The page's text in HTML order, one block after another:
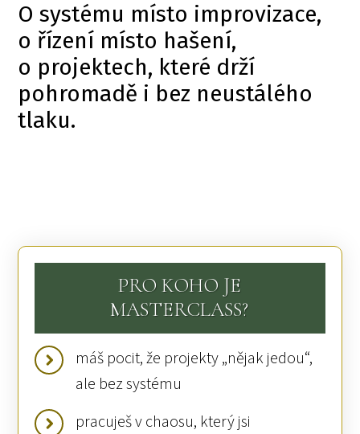
O systému místo improvizace,
o řízení místo hašení,
o projektech, které drží
pohromadě i bez neustálého
tlaku.
PRO KOHO JE
MASTERCLASS?
máš pocit, že projekty „nějak jedou“,
ale bez systému
pracuješ v chaosu, který jsi